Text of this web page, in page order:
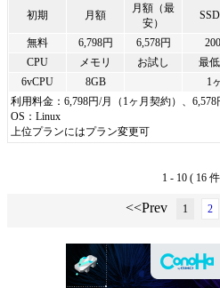
初期 月額
月額（最
安）
無料 6,798円 6,578円
CPU
メモリ お試し 最
6vCPU
8GB 1
利用料金：6,798円/月（1ヶ月契約）、6,578
OS：Linux
上位プランにはプラン変更可
1 - 10 ( 16
<<Prev 1 2